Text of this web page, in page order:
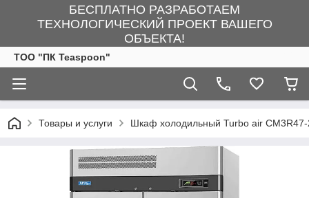
БЕСПЛАТНО РАЗРАБОТАЕМ
ТЕХНОЛОГИЧЕСКИЙ ПРОЕКТ ВАШЕГО
ОБЪЕКТА!
ТОО "ПК Teaspoon"
Товары и услуги Шкаф холодильный Turbo air